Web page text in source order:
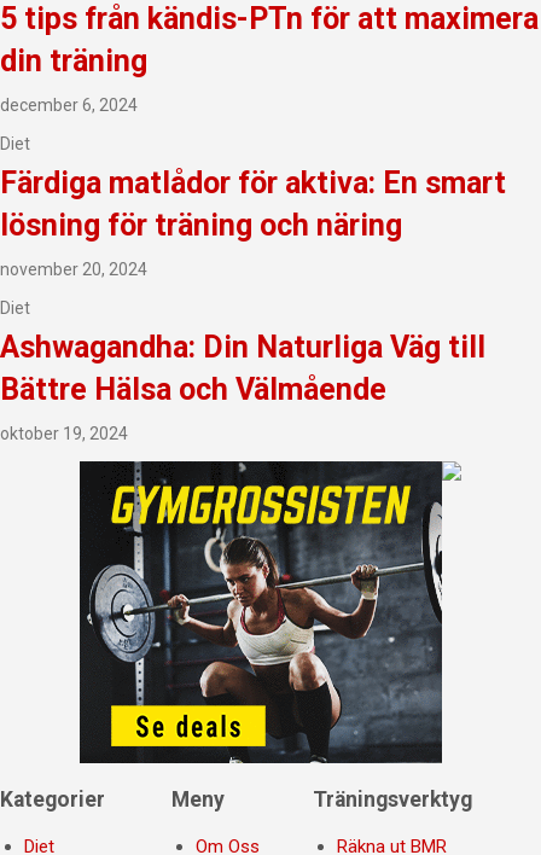
5 tips från kändis-PTn för att maximera
din träning
december 6, 2024
Diet
Färdiga matlådor för aktiva: En smart
lösning för träning och näring
november 20, 2024
Diet
Ashwagandha: Din Naturliga Väg till
Bättre Hälsa och Välmående
oktober 19, 2024
Kategorier
Diet
Meny
Om Oss
Träningsverktyg
Räkna ut BMR